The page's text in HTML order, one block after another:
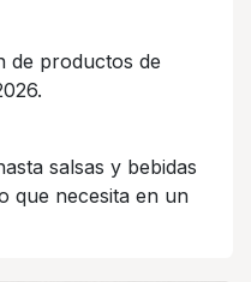
de productos de
salsas y bebidas
que necesita en un